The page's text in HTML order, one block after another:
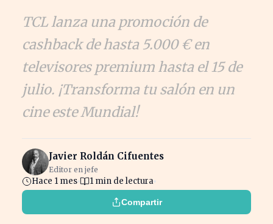
TCL lanza una promoción de
cashback de hasta 5.000 € en
televisores premium hasta el 15 de
julio. ¡Transforma tu salón en un
cine este Mundial!
Javier Roldán Cifuentes
Editor en jefe
Hace 1 mes 1 min de lectura
Compartir